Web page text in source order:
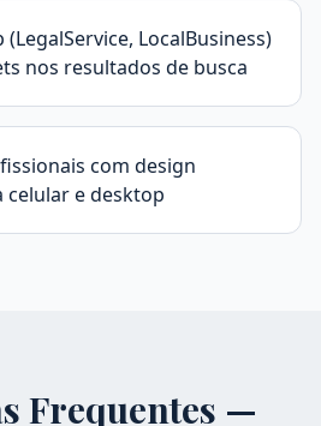
LocalBusiness)
nos resultados de busca
com design
celular e desktop
Frequentes —